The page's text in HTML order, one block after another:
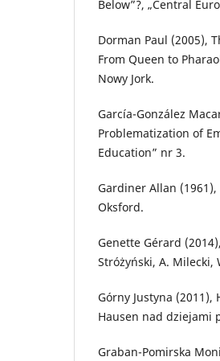
Below”?, „Central
Dorman Paul (2005),
From Queen to
Nowy Jork.
García-González
Problematization of
Education” nr 3.
Gardiner Allan
Oksford.
Genette Gérard
Stróżyński, A. Milecki,
Górny Justyna (2011),
Hausen nad dziejami
Graban-Pomirska